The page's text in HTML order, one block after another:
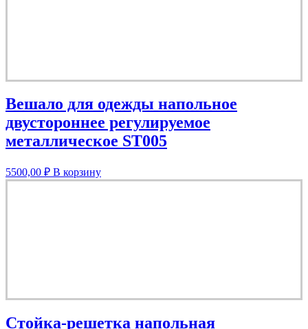
Вешало для одежды напольное
двустороннее регулируемое
металлическое ST005
5500,00 ₽ В корзину
Стойка-решетка напольная